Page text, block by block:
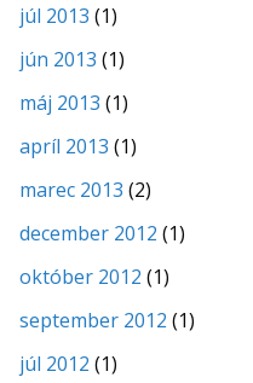
júl 2013 (1)
jún 2013 (1)
máj 2013 (1)
apríl 2013 (1)
marec 2013 (2)
december 2012 (1)
október 2012 (1)
september 2012 (1)
júl 2012 (1)